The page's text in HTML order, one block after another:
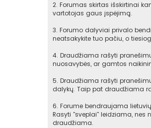
2. Forumas skirtas išskirtinai
vartotojas gaus įspėjimą.
3. Forumo dalyviai privalo
neatsakykite tuo pačiu, o
4. Draudžiama rašyti
nuosavybės, ar gamtos
5. Draudžiama rašyti
dalykų. Taip pat draudžiama
6. Forume bendraujama
Rasyti "sveplai" leidziama, nes
draudžiama.